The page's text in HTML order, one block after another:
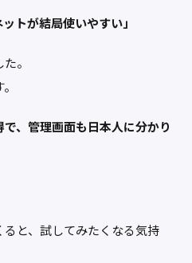
トが結局使いやすい」
。
で、管理画面も日本人に分かり
と、試してみたくなる気持